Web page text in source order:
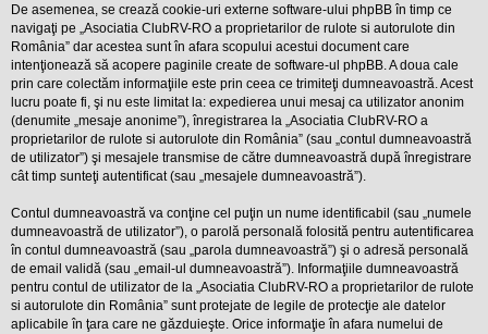
l
o
t
s
i
a
u
t
o
r
u
o
t
e
d
i
n
R
o
De asemenea, se crează cookie-uri externe software-ului phpBB în timp ce
navigaţi pe „Asociatia ClubRV-RO a proprietarilor de rulote si autorulote din
România” dar acestea sunt în afara scopului acestui document care
intenţionează să acopere paginile create de software-ul phpBB. A doua cale
prin care colectăm informaţiile este prin ceea ce trimiteţi dumneavoastră. Acest
lucru poate fi, şi nu este limitat la: expedierea unui mesaj ca utilizator anonim
(denumite „mesaje anonime”), înregistrarea la „Asociatia ClubRV-RO a
proprietarilor de rulote si autorulote din România” (sau „contul dumneavoastră
de utilizator”) şi mesajele transmise de către dumneavoastră după înregistrare
cât timp sunteţi autentificat (sau „mesajele dumneavoastră”).
Contul dumneavoastră va conţine cel puţin un nume identificabil (sau „numele
dumneavoastră de utilizator”), o parolă personală folosită pentru autentificarea
în contul dumneavoastră (sau „parola dumneavoastră”) şi o adresă personală
de email validă (sau „email-ul dumneavoastră”). Informaţiile dumneavoastră
pentru contul de utilizator de la „Asociatia ClubRV-RO a proprietarilor de rulote
si autorulote din România” sunt protejate de legile de protecţie ale datelor
aplicabile în ţara care ne găzduieşte. Orice informaţie în afara numelui de